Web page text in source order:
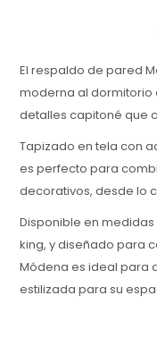
El respaldo de pared
moderna al dormitorio
detalles capitoné que
Tapizado en tela con
es perfecto para
decorativos, desde lo
Disponible en medidas
king, y diseñado para
Módena es ideal para
estilizada para su